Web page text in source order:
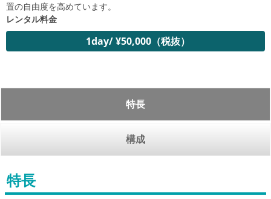
置の自由度を高めています。
レンタル料金
1day/ ¥50,000（税抜）
特長
構成
特長